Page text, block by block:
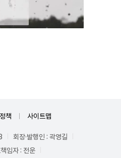
책 사이트맵
회장·발행인 : 곽영길
임자 : 전운